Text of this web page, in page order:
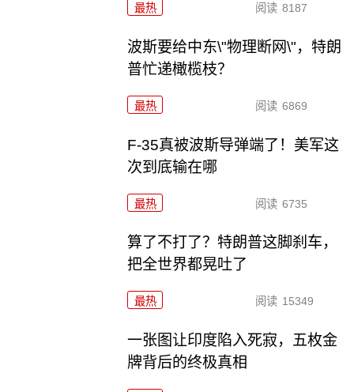
最热 阅读 8187
波斯要给中东\"物理断网\"，特朗
普忙递橄榄枝？
最热 阅读 6869
F-35真被波斯导弹端了！美军这
次到底输在哪
最热 阅读 6735
算了不打了？特朗普这脚刹车，
把全世界都晃吐了
最热 阅读 15349
一张图让印度陷入死寂，五枚金
牌背后的终极真相